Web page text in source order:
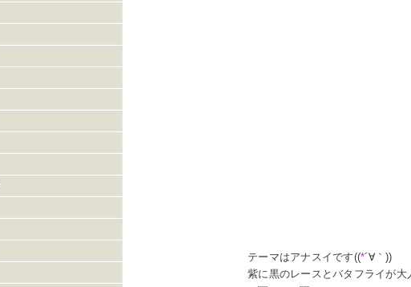
テーマはアナスイです((*´∀｀))
紫に黒のレースとバタフライが